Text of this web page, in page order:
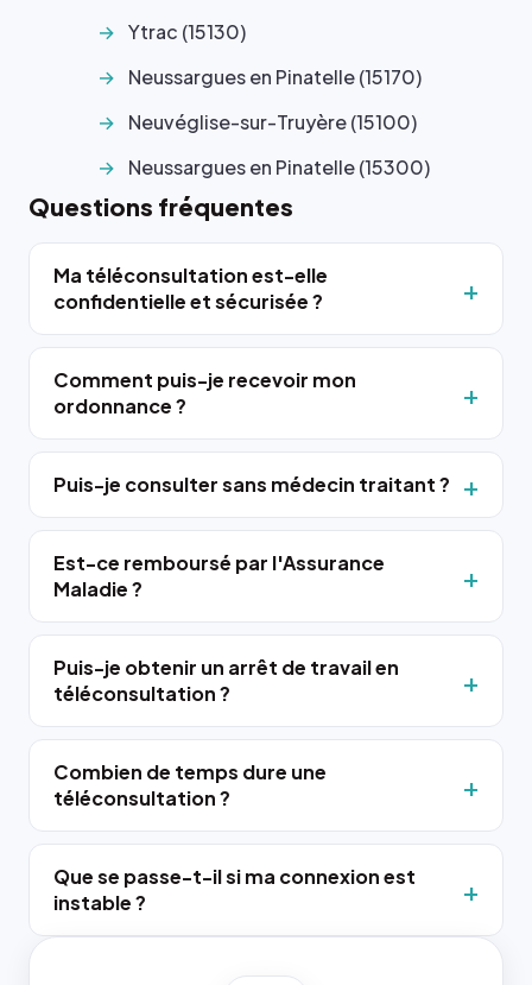
Ytrac (15130)
Neussargues en Pinatelle (15170)
Neuvéglise-sur-Truyère (15100)
Neussargues en Pinatelle (15300)
Questions fréquentes
Ma téléconsultation est-elle
confidentielle et sécurisée ?
Comment puis-je recevoir mon
ordonnance ?
Puis-je consulter sans médecin traitant ?
Est-ce remboursé par l'Assurance
Maladie ?
Puis-je obtenir un arrêt de travail en
téléconsultation ?
Combien de temps dure une
téléconsultation ?
Que se passe-t-il si ma connexion est
instable ?